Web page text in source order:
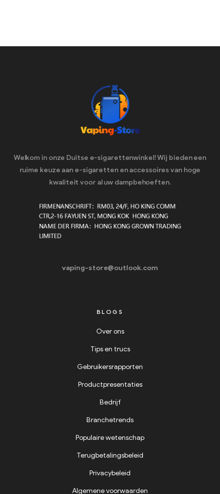
Welkom in onze Duitse e-sigarettenwinkel! Wij bieden een
ruime keuze aan e-sigaretten en accessoires van hoge
kwaliteit voor al uw dampbehoeften.
vaping-store@outlook.com
BLOGS
Over ons
Tips en trucs
Gebruikersrapporten
Productpresentaties
Bedrijf
Branchetrends
Populaire wetenschap
Terugbetalingsbeleid
Privacybeleid
Algemene voorwaarden